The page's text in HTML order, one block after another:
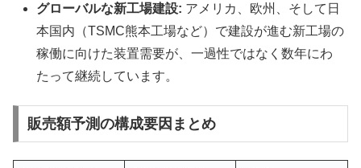
グローバルな新工場建設: アメリカ、欧州、そして日
本国内（TSMC熊本工場など）で建設が進む新工場の
稼働に向けた装置需要が、一過性ではなく数年にわ
たって継続しています。
販売額予測の構成要因まとめ